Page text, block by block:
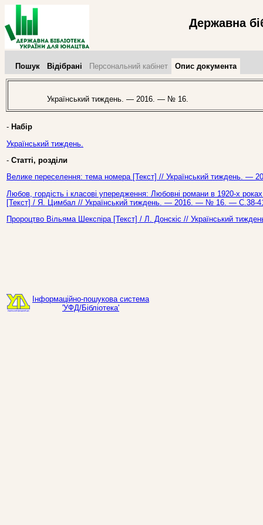
Державна
Пошук Відібрані Персональний кабінет Опис документа
Український тиждень. — 2016. — № 16.
- Набір
Український тиждень.
- Статті, розділи
Велике переселення: тема номера [Текст] // Український тиждень.
Любов, гордість і класові упередження: Любовні романи в 1920-х
[Текст] / Я. Цимбал // Український тиждень. — 2016. — № 16. — С.38-
Пророцтво Вільяма Шекспіра [Текст] / Л. Донскіс // Український
Інформаційно-пошукова система
'УФД/Бібліотека'